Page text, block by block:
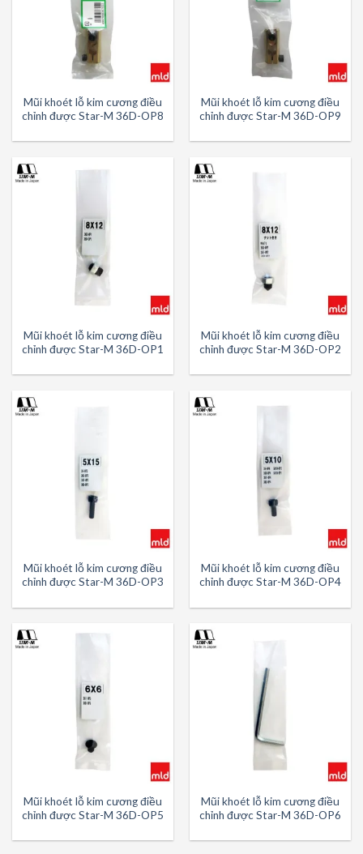
Mũi khoét lỗ kim cương điều
chỉnh được Star-M 36D-OP8
Mũi khoét lỗ kim cương điều
chỉnh được Star-M 36D-OP9
Mũi khoét lỗ kim cương điều
chỉnh được Star-M 36D-OP1
Mũi khoét lỗ kim cương điều
chỉnh được Star-M 36D-OP2
Mũi khoét lỗ kim cương điều
chỉnh được Star-M 36D-OP3
Mũi khoét lỗ kim cương điều
chỉnh được Star-M 36D-OP4
Mũi khoét lỗ kim cương điều
chỉnh được Star-M 36D-OP5
Mũi khoét lỗ kim cương điều
chỉnh được Star-M 36D-OP6